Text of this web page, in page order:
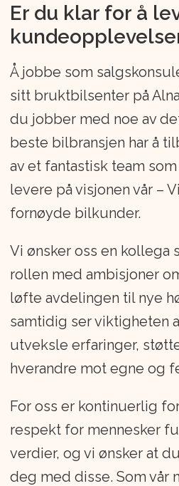
Vi er 250
som gjør sitt beste
kundene våre den
fortjener. I 2023 solgte
og omsatte for ca. 1
Vi har stort fokus på
mest fornøyde
Toyotas globale
jobber vi målrettet for
fremtidens
programmene er
kjerneverdier:
og respekt for
Vi er 100% eid av
største
I 2023 omsatte
millioner kroner og
biler, og har 914
Er du klar for å
Å jobbe som
sitt bruktbilsenter på
du jobber med noe av
beste bilbransjen har å
av et fantastisk team
levere på visjonen vår –
fornøyde bilkunder.
Vi ønsker oss en kollega
rollen med ambisjoner
løfte avdelingen til nye
samtidig ser viktigheten
utveksle erfaringer,
hverandre mot egne og
For oss er kontinuerlig
respekt for mennesker
verdier, og vi ønsker at
deg med disse. Som vår